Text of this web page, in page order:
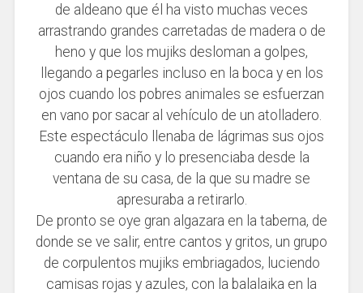
de aldeano que él ha visto muchas veces
arrastrando grandes carretadas de madera o de
heno y que los mujiks desloman a golpes,
llegando a pegarles incluso en la boca y en los
ojos cuando los pobres animales se esfuerzan
en vano por sacar al vehículo de un atolladero.
Este espectáculo llenaba de lágrimas sus ojos
cuando era niño y lo presenciaba desde la
ventana de su casa, de la que su madre se
apresuraba a retirarlo.
De pronto se oye gran algazara en la taberna, de
donde se ve salir, entre cantos y gritos, un grupo
de corpulentos mujiks embriagados, luciendo
camisas rojas y azules, con la balalaika en la